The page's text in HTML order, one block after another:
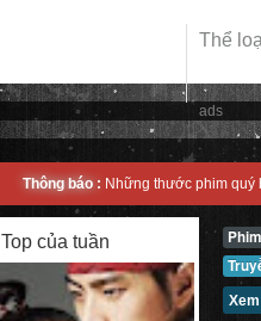
Thể
ads
Thông báo : Những thước phim quý
Top của tuần